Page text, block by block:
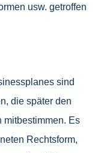
usw. getroffen
sind
die später den
mitbestimmen. Es
Rechtsform,